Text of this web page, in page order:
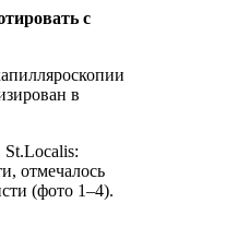
с
в
St.Localis:
отмечалось
(фото 1–4).